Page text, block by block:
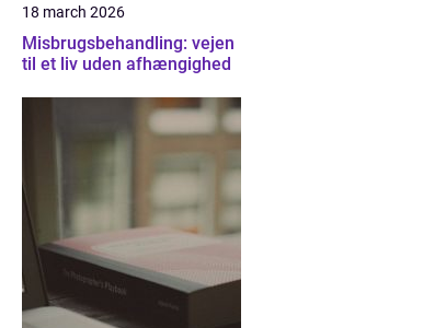
18 march 2026
Misbrugsbehandling: vejen
til et liv uden afhængighed